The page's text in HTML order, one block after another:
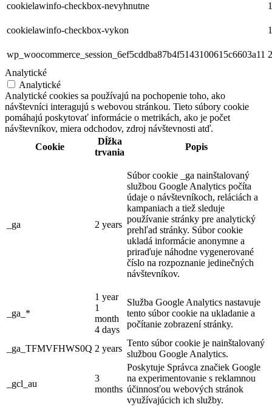
cookielawinfo-checkbox-nevyhnutne
cookielawinfo-checkbox-vykon
wp_woocommerce_session_6ef5cddba87b4f5143100615c6603a11
Analytické
Analytické
Analytické cookies sa používajú na pochopenie toho, ako
návštevníci interagujú s webovou stránkou. Tieto súbory cookie
pomáhajú poskytovať informácie o metrikách, ako je počet
návštevníkov, miera odchodov, zdroj návštevnosti atď.
Cookie
Dĺžka
trvania
Popis
_ga 2 years
Súbor cookie _ga nainštalovaný
službou Google Analytics počíta
údaje o návštevníkoch, reláciách a
kampaniach a tiež sleduje
používanie stránky pre analytický
prehľad stránky. Súbor cookie
ukladá informácie anonymne a
priraďuje náhodne vygenerované
číslo na rozpoznanie jedinečných
návštevníkov.
_ga_*
1 year
1
month
4 days
Služba Google Analytics nastavuje
tento súbor cookie na ukladanie a
počítanie zobrazení stránky.
_ga_TFMVFHWS0Q 2 years
Tento súbor cookie je nainštalovaný
službou Google Analytics.
_gcl_au
3
months
Poskytuje Správca značiek Google
na experimentovanie s reklamnou
účinnosťou webových stránok
využívajúcich ich služby.